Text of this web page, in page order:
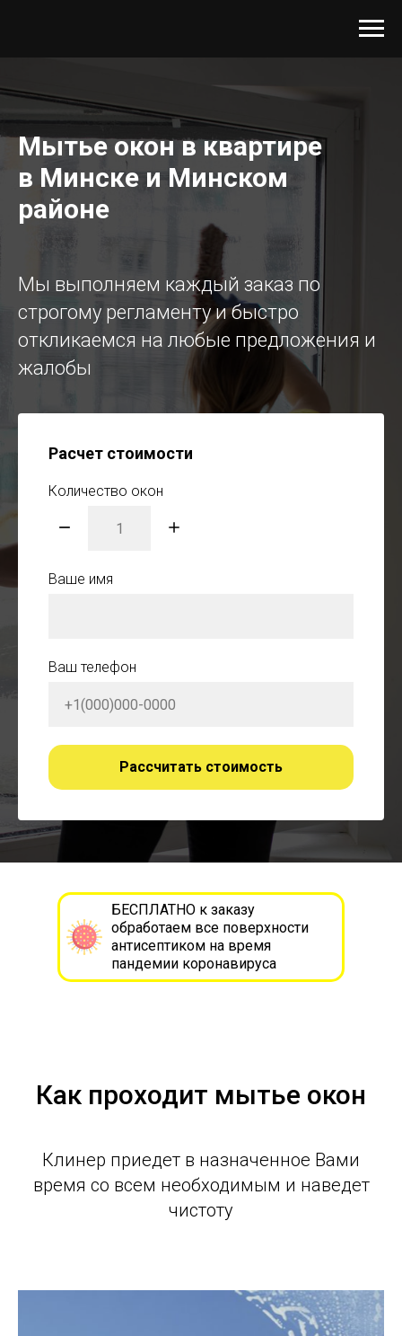
Мытье окон в квартире
в Минске и Минском
районе
Мы выполняем каждый заказ по
строгому регламенту и быстро
откликаемся на любые предложения и
жалобы
Расчет стоимости
Количество окон
Ваше имя
Ваш телефон
Рассчитать стоимость
БЕСПЛАТНО к заказу
обработаем все поверхности
антисептиком на время
пандемии коронавируса
Как проходит мытье окон
Клинер приедет в назначенное Вами
время со всем необходимым и наведет
чистоту